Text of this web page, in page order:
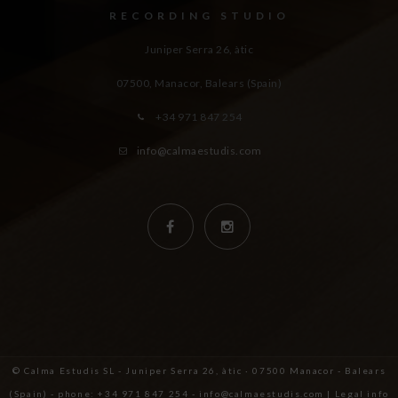
RECORDING STUDIO
Juniper Serra 26, àtic
07500, Manacor, Balears (Spain)
+34 971 847 254
info@calmaestudis.com
© Calma Estudis SL - Juniper Serra 26, àtic · 07500 Manacor - Balears
(Spain) - phone: +34 971 847 254 - info@calmaestudis.com | Legal info